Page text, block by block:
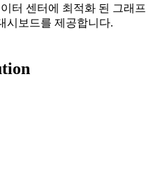
터 센터에 최적화 된 그래프
시보드를 제공합니다.